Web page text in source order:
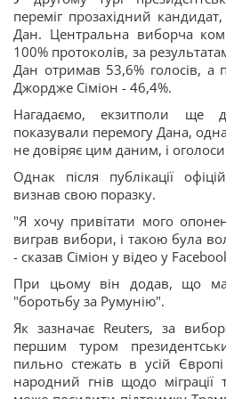
переміг прозахідний
Дан. Центральна виборча
100% протоколів, за
Дан отримав 53,6% голосів, а
Джордже Сіміон - 46,4%.
Нагадаємо, екзитполи ще
показували перемогу Дана,
не довіряє цим даним, і
Однак після публікації
визнав свою поразку.
"Я хочу привітати мого
виграв вибори, і такою була
- сказав Сіміон у відео у
При цьому він додав, що
"боротьбу за Румунію".
Як зазначає Reuters, за
першим туром
пильно стежать в усій
народний гнів щодо міграції